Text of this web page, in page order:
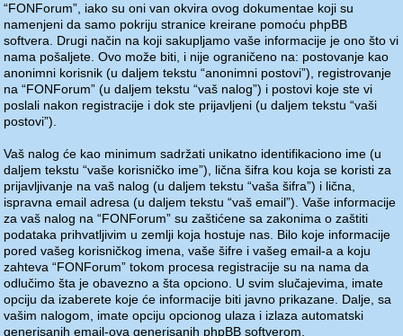
“FONForum”, iako su oni van okvira ovog dokumentae koji su
namenjeni da samo pokriju stranice kreirane pomoću phpBB
softvera. Drugi način na koji sakupljamo vaše informacije je ono što vi
nama pošaljete. Ovo može biti, i nije ograničeno na: postovanje kao
anonimni korisnik (u daljem tekstu “anonimni postovi”), registrovanje
na “FONForum” (u daljem tekstu “vaš nalog”) i postovi koje ste vi
poslali nakon registracije i dok ste prijavljeni (u daljem tekstu “vaši
postovi”).
Vaš nalog će kao minimum sadržati unikatno identifikaciono ime (u
daljem tekstu “vaše korisničko ime”), lična šifra kou koja se koristi za
prijavljivanje na vaš nalog (u daljem tekstu “vaša šifra”) i lična,
ispravna email adresa (u daljem tekstu “vaš email”). Vaše informacije
za vaš nalog na “FONForum” su zaštićene sa zakonima o zaštiti
podataka prihvatljivim u zemlji koja hostuje nas. Bilo koje informacije
pored vašeg korisničkog imena, vaše šifre i vašeg email-a a koju
zahteva “FONForum” tokom procesa registracije su na nama da
odlučimo šta je obavezno a šta opciono. U svim slučajevima, imate
opciju da izaberete koje će informacije biti javno prikazane. Dalje, sa
vašim nalogom, imate opciju opcionog ulaza i izlaza automatski
generisanih email-ova generisanih phpBB softverom.